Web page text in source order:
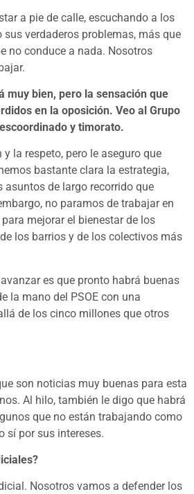
a pie de calle, escuchando a los
sus verdaderos problemas, más que
no conduce a nada. Nosotros
muy bien, pero la sensación que
en la oposición. Veo al Grupo
y timorato.
la respeto, pero le aseguro que
bastante clara la estrategia,
asuntos de largo recorrido que
no paramos de trabajar en
mejorar el bienestar de los
los barrios y de los colectivos más
es que pronto habrá buenas
la mano del PSOE con una
de los cinco millones que otros
son noticias muy buenas para esta
Al hilo, también le digo que habrá
que no están trabajando como
sí por sus intereses.
Nosotros vamos a defender los